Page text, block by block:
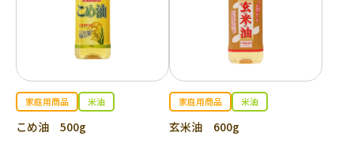
家庭用商品 米油
こめ油 500g
家庭用商品 米油
玄米油 600g